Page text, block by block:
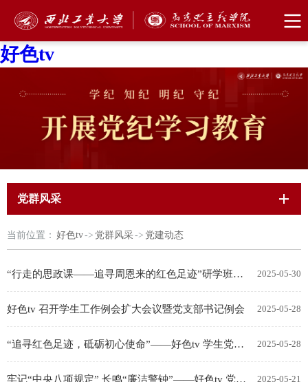
好色tv
党群风采
当前位置： 好色tv-> 党群风采-> 党建动态
2025-05-30
“行走的思政课——追寻周恩来的红色足迹”研学班在西安圆满开展
2025-05-28
好色tv 召开学生工作例会扩大会议暨党支部书记例会
2025-05-28
“追寻红色足迹，砥砺初心使命”——好色tv 学生党支部红色研学活动暨党支部书记培训
2025-05-21
牢记“中央八项规定” 长鸣“廉洁警钟”——好色tv 党委赴云南省反腐倡廉警示教育基地开展警...